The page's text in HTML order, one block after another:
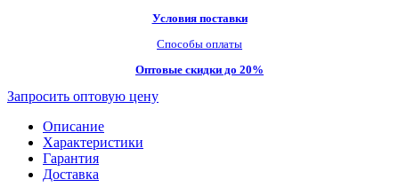
Условия поставки
Способы оплаты
Оптовые скидки до 20%
Запросить оптовую цену
Описание
Характеристики
Гарантия
Доставка